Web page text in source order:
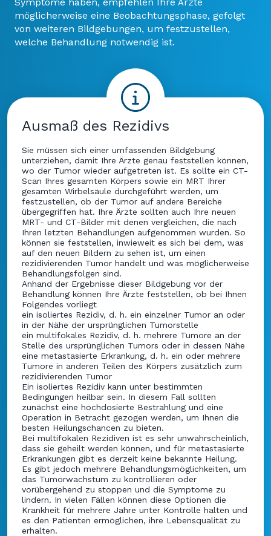
möglicherweise eine Beobachtungsphase, gefolgt
von weiteren Bildgebungen, um festzustellen,
welche Behandlung notwendig ist.
Ausmaß des Rezidivs
Sie müssen sich einer umfassenden Bildgebung
unterziehen, damit Ihre Ärzte genau feststellen können,
wo der Tumor wieder aufgetreten ist. Es sollte ein CT-
Scan Ihres gesamten Körpers sowie ein MRT Ihrer
gesamten Wirbelsäule durchgeführt werden, um
festzustellen, ob der Tumor auf andere Bereiche
übergegriffen hat. Ihre Ärzte sollten auch Ihre neuen
MRT- und CT-Bilder mit denen vergleichen, die nach
Ihren letzten Behandlungen aufgenommen wurden. So
können sie feststellen, inwieweit es sich bei dem, was
auf den neuen Bildern zu sehen ist, um einen
rezidivierenden Tumor handelt und was möglicherweise
Behandlungsfolgen sind.
Anhand der Ergebnisse dieser Bildgebung vor der
Behandlung können Ihre Ärzte feststellen, ob bei Ihnen
Folgendes vorliegt
ein isoliertes Rezidiv, d. h. ein einzelner Tumor an oder
in der Nähe der ursprünglichen Tumorstelle
ein multifokales Rezidiv, d. h. mehrere Tumore an der
Stelle des ursprünglichen Tumors oder in dessen Nähe
eine metastasierte Erkrankung, d. h. ein oder mehrere
Tumore in anderen Teilen des Körpers zusätzlich zum
rezidivierenden Tumor
Ein isoliertes Rezidiv kann unter bestimmten
Bedingungen heilbar sein. In diesem Fall sollten
zunächst eine hochdosierte Bestrahlung und eine
Operation in Betracht gezogen werden, um Ihnen die
besten Heilungschancen zu bieten.
Bei multifokalen Rezidiven ist es sehr unwahrscheinlich,
dass sie geheilt werden können, und für metastasierte
Erkrankungen gibt es derzeit keine bekannte Heilung.
Es gibt jedoch mehrere Behandlungsmöglichkeiten, um
das Tumorwachstum zu kontrollieren oder
vorübergehend zu stoppen und die Symptome zu
lindern. In vielen Fällen können diese Optionen die
Krankheit für mehrere Jahre unter Kontrolle halten und
es den Patienten ermöglichen, ihre Lebensqualität zu
erhalten.